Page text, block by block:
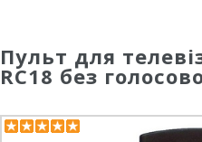
Пульт для
RC18 без